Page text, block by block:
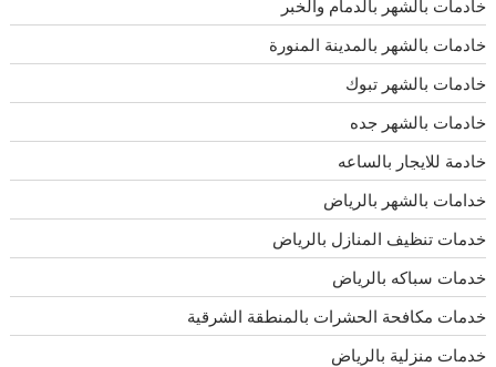
خادمات بالشهر بالدمام والخبر
خادمات بالشهر بالمدينة المنورة
خادمات بالشهر تبوك
خادمات بالشهر جده
خادمة للايجار بالساعه
خدامات بالشهر بالرياض
خدمات تنظيف المنازل بالرياض
خدمات سباكه بالرياض
خدمات مكافحة الحشرات بالمنطقة الشرقية
خدمات منزلية بالرياض